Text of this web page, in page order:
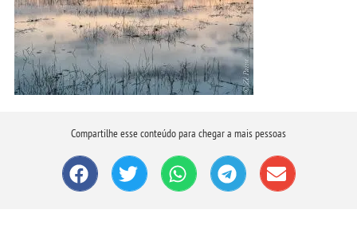
Compartilhe esse conteúdo para chegar a mais pessoas